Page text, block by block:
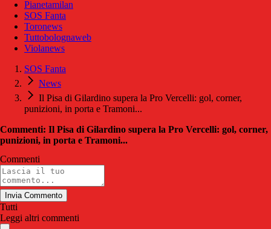
Pianetamilan
SOS Fanta
Toronews
Tuttobolognaweb
Violanews
SOS Fanta
News
Il Pisa di Gilardino supera la Pro Vercelli: gol, corner,
punizioni, in porta e Tramoni...
Commenti: Il Pisa di Gilardino supera la Pro Vercelli: gol, corner,
punizioni, in porta e Tramoni...
Commenti
Invia Commento
Tutti
Leggi altri commenti